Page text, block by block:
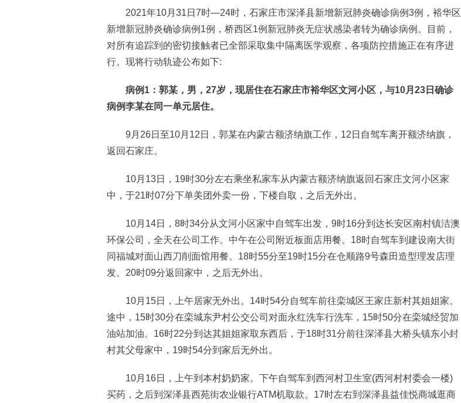
2021年10月31日7时—24时，石家庄市深泽县新增新冠肺炎确诊病例3例，裕华区
新增新冠肺炎确诊病例1例，桥西区1例新冠肺炎无症状感染者转为确诊病例。目前，
对所有追踪到的密切接触者已全部采取集中隔离医学观察，各项防控措施正在有序进
行。现将行动轨迹公布如下:
病例1：郭某，男，27岁，现居住在石家庄市裕华区文河小区，与10月23日确诊
病例李某在同一单元居住。
9月26日至10月12日，郭某在内蒙古额济纳旗工作，12日自驾车离开额济纳旗，
返回石家庄。
10月13日，19时30分左右乘坐私家车从内蒙古额济纳旗返回石家庄文河小区家
中，于21时07分下单美团外卖一份，下楼自取，之后无外出。
10月14日，8时34分从文河小区家中自驾车出发，9时16分到达长安区南村镇洁澳
环保公司，全天在公司工作。中午在公司附近板面店用餐。18时自驾车到建设南大街
同福城对面山西刀削面馆用餐。18时55分至19时15分在仓顺路9号森田造型理发店理
发。20时09分返回家中，之后无外出。
10月15日，上午居家无外出。14时54分自驾车前往栾城区王家庄新村其姐姐家。
途中，15时30分在栾城东尹村公交公司对面永红洗车行洗车，15时50分在栾城经贸加
油站加油。16时22分到达其姐姐家取东西后，于18时31分前往深泽县大桥头镇东小封
村其父母家中，19时54分到家后无外出。
10月16日，上午到本村奶奶家。下午自驾车到西河村卫生室(西河村村委会一楼)
买药，之后到深泽县西苑街农业银行ATM机取款。17时左右到深泽县益佳悦商城逛商